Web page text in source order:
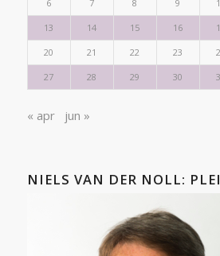
6 7 8 9
13 14 15 16
20 21 22 23
27 28 29 30
« apr jun »
NIELS VAN DER NOLL: